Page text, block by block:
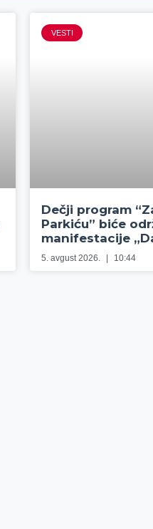
VESTI
Dečji program
Parkiću” biće
manifestacije
5. avgust 2026. 10:44